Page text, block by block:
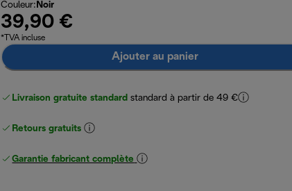
Couleur: Noir
39,90 €
*TVA incluse
Ajouter au panier
Livraison gratuite standard standard à partir de 49 €
Retours gratuits
Garantie fabricant complète